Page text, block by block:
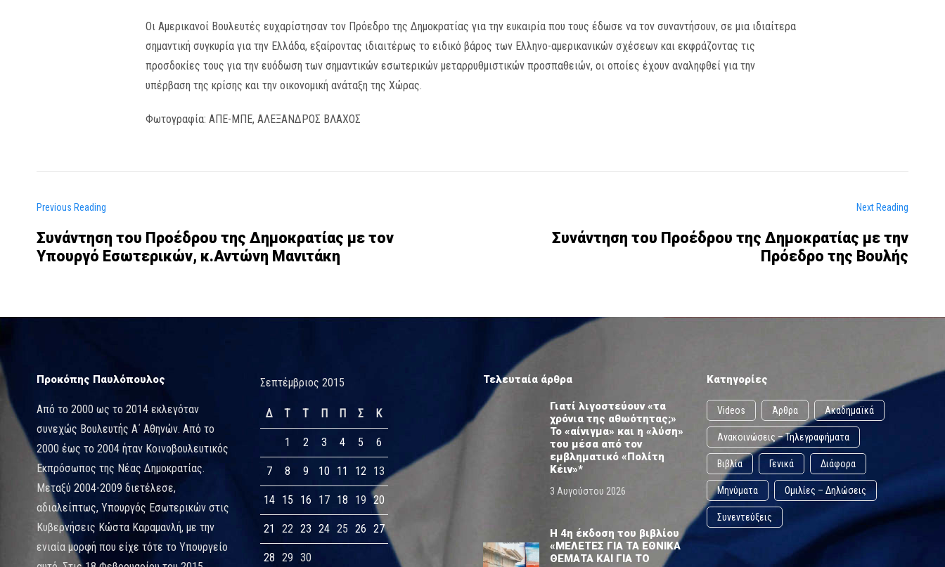
Οι Αμερικανοί Βουλευτές ευχαρίστησαν τον Πρόεδρο της Δημοκρατίας για την ευκαιρία που τους έδωσε να τον συναντήσουν, σε μια ιδιαίτερα
σημαντική συγκυρία για την Ελλάδα, εξαίροντας ιδιαιτέρως το ειδικό βάρος των Ελληνο-αμερικανικών σχέσεων και εκφράζοντας τις
προσδοκίες τους για την ευόδωση των σημαντικών εσωτερικών μεταρρυθμιστικών προσπαθειών, οι οποίες έχουν αναληφθεί για την
υπέρβαση της κρίσης και την οικονομική ανάταξη της Χώρας.
Φωτογραφία: ΑΠΕ-ΜΠΕ, ΑΛΕΞΑΝΔΡΟΣ ΒΛΑΧΟΣ
Previous Reading
Συνάντηση του Προέδρου της Δημοκρατίας με τον
Υπουργό Εσωτερικών, κ.Αντώνη Μανιτάκη
Next Reading
Συνάντηση του Προέδρου της Δημοκρατίας με την
Πρόεδρο της Βουλής
Προκόπης Παυλόπουλος
Από το 2000 ως το 2014 εκλεγόταν
συνεχώς Βουλευτής Α΄ Αθηνών. Από το
2000 έως το 2004 ήταν Κοινοβουλευτικός
Εκπρόσωπος της Νέας Δημοκρατίας.
Μεταξύ 2004-2009 διετέλεσε,
αδιαλείπτως, Υπουργός Εσωτερικών στις
Κυβερνήσεις Κώστα Καραμανλή, με την
ενιαία μορφή που είχε τότε το Υπουργείο
Σεπτέμβριος 2015
Δ Τ Τ Π Π Σ Κ
1 2 3 4 5 6
7 8 9 10 11 12 13
14 15 16 17 18 19 20
21 22 23 24 25 26 27
28 29 30
Τελευταία άρθρα
Γιατί λιγοστεύουν «τα
χρόνια της αθωότητας;»
Το «αίνιγμα» και η «λύση»
του μέσα από τον
εμβληματικό «Πολίτη
Κέιν»*
3 Αυγούστου 2026
Η 4η έκδοση του βιβλίου
«ΜΕΛΕΤΕΣ ΓΙΑ ΤΑ ΕΘΝΙΚΑ
ΘΕΜΑΤΑ ΚΑΙ ΓΙΑ ΤΟ
Κατηγορίες
Videos Άρθρα Ακαδημαϊκά
Ανακοινώσεις – Τηλεγραφήματα
Βιβλία Γενικά Διάφορα
Μηνύματα Ομιλίες – Δηλώσεις
Συνεντεύξεις